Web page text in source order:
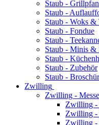
Staub -
Staub -
Staub - Woks &
Staub - Fondue
Staub -
Staub - Minis &
Staub -
Staub - Zubehör
Staub -
Zwilling
Zwilling -
Zwilling -
Zwilling -
Zwilling -